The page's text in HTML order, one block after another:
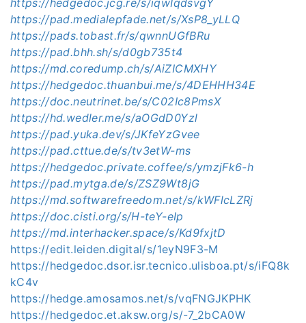
https://pad.medialepfade.net/s/XsP8_yLLQ
https://pads.tobast.fr/s/qwnnUGfBRu
https://pad.bhh.sh/s/d0gb735t4
https://md.coredump.ch/s/AiZICMXHY
https://hedgedoc.thuanbui.me/s/4DEHHH34E
https://doc.neutrinet.be/s/C02Ic8PmsX
https://hd.wedler.me/s/aOGdD0Yzl
https://pad.yuka.dev/s/JKfeYzGvee
https://pad.cttue.de/s/tv3etW-ms
https://hedgedoc.private.coffee/s/ymzjFk6-h
https://pad.mytga.de/s/ZSZ9Wt8jG
https://md.softwarefreedom.net/s/kWFlcLZRj
https://doc.cisti.org/s/H-teY-eIp
https://md.interhacker.space/s/Kd9fxjtD
https://edit.leiden.digital/s/1eyN9F3-M
https://hedgedoc.dsor.isr.tecnico.ulisboa.pt/s/iFQ8k
kC4v
https://hedge.amosamos.net/s/vqFNGJKPHK
https://hedgedoc.et.aksw.org/s/-7_2bCA0W